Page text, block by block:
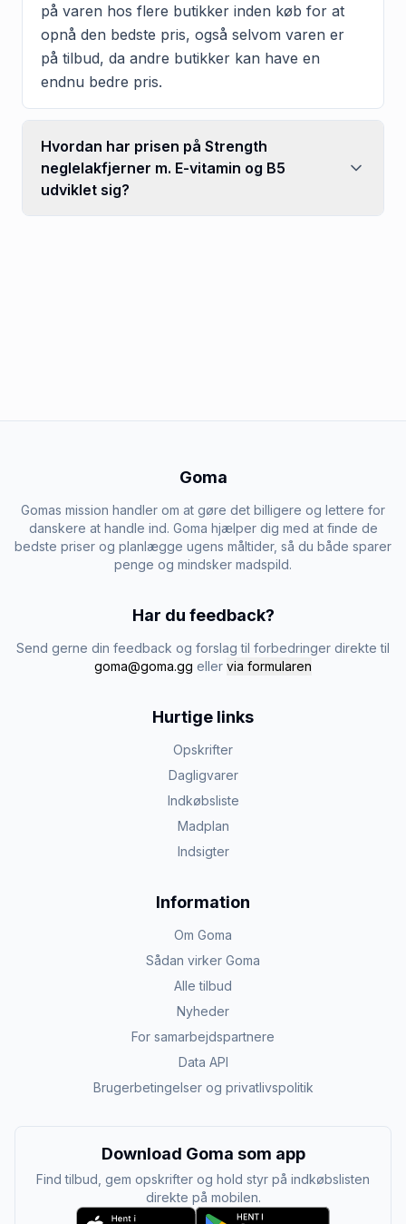
på varen hos flere butikker inden køb for at
opnå den bedste pris, også selvom varen er
på tilbud, da andre butikker kan have en
endnu bedre pris.
Hvordan har prisen på Strength
neglelakfjerner m. E-vitamin og B5
udviklet sig?
Goma
Gomas mission handler om at gøre det billigere og lettere for
danskere at handle ind. Goma hjælper dig med at finde de
bedste priser og planlægge ugens måltider, så du både sparer
penge og mindsker madspild.
Har du feedback?
Send gerne din feedback og forslag til forbedringer direkte til
goma@goma.gg eller via formularen
Hurtige links
Opskrifter
Dagligvarer
Indkøbsliste
Madplan
Indsigter
Information
Om Goma
Sådan virker Goma
Alle tilbud
Nyheder
For samarbejdspartnere
Data API
Brugerbetingelser og privatlivspolitik
Download Goma som app
Find tilbud, gem opskrifter og hold styr på indkøbslisten
direkte på mobilen.